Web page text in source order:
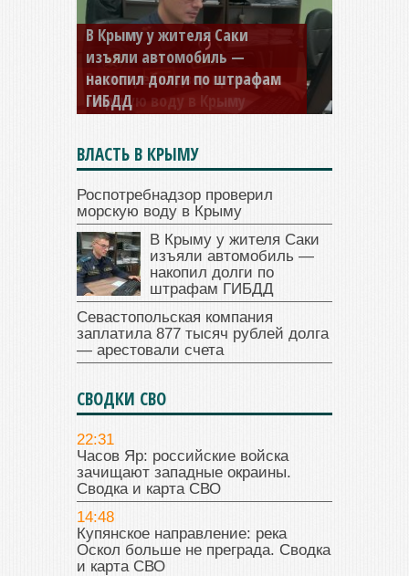
В Крыму у жителя Саки
изъяли автомобиль —
накопил долги по штрафам
ГИБДД
ВЛАСТЬ В КРЫМУ
Роспотребнадзор проверил
морскую воду в Крыму
В Крыму у жителя Саки
изъяли автомобиль —
накопил долги по
штрафам ГИБДД
Севастопольская компания
заплатила 877 тысяч рублей долга
— арестовали счета
СВОДКИ СВО
22:31
Часов Яр: российские войска
зачищают западные окраины.
Сводка и карта СВО
14:48
Купянское направление: река
Оскол больше не преграда. Сводка
и карта СВО